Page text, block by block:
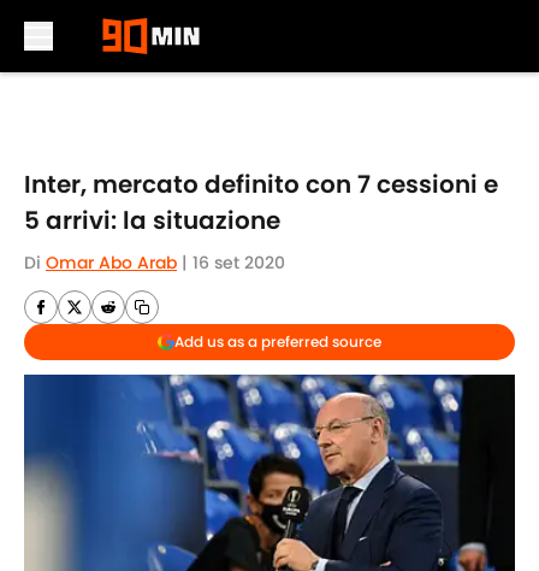
Inter, mercato definito con 7 cessioni e
5 arrivi: la situazione
Di Omar Abo Arab | 16 set 2020
Add us as a preferred source